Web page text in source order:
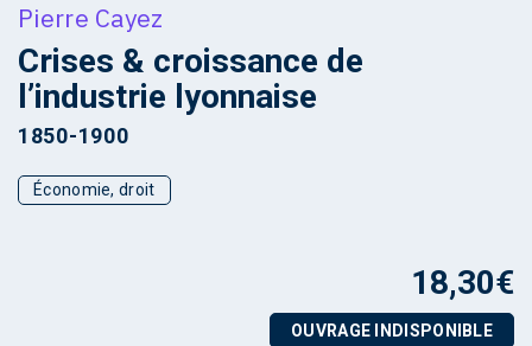
Pierre Cayez
Crises & croissance de
l’industrie lyonnaise
1850-1900
Économie, droit
18,30€
OUVRAGE INDISPONIBLE